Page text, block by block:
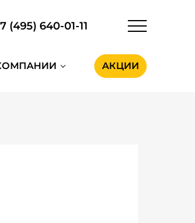
(495) 640-01-11
АКЦИИ